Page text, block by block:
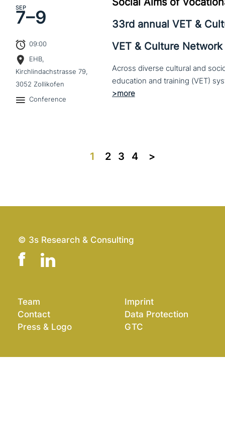
SEP
7–9
09:00
EHB,
Kirchlindachstrasse 79,
3052 Zollikofen
Conference
33rd annual VET &
VET & Culture Network
Across diverse cultural and
1 2 3 4 >>
© 3s Research & Consulting
Team
Contact
Press & Logo
Imprint
Data Protection
GTC